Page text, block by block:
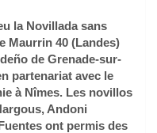
la Novillada sans
Maurrin 40 (Landes)
de Grenade-sur-
partenariat avec le
à Nîmes. Les novillos
Andoni
ont permis des